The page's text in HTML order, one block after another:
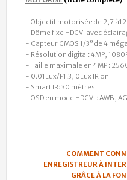
- Objectif motorisée de 2,7
- Dôme fixe HDCVI avec
- Capteur CMOS 1/3” de 4
- Résolution digital: 4MP,
- Taille maximale en 4MP :
- 0.01Lux/F1.3, 0Lux IR on
- Smart IR: 30 mètres
- OSD en mode HDCVI : AWB,
COMMENT
ENREGISTREUR À
GRÂCE À LA